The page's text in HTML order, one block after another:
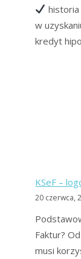
w
kredyt
KSeF –
20 czerwca,
Faktur?
musi